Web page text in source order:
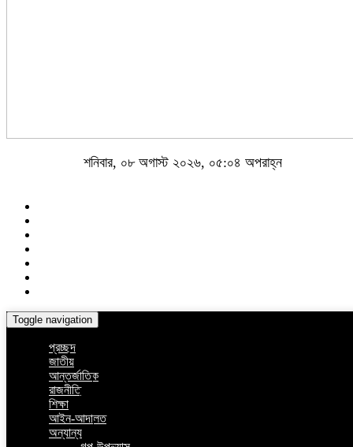
শনিবার, ০৮ অগাস্ট ২০২৬, ০৫:০৪ অপরাহ্ন
Toggle navigation
প্রচ্ছদ
জাতীয়
আন্তর্জাতিক
রাজনীতি
শিক্ষা
আইন-আদালত
অন্যান্য